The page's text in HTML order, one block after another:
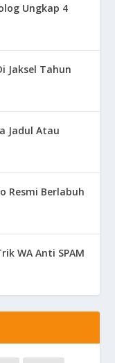
Ungkap 4
Jaksel Tahun
Jadul Atau
Resmi Berlabuh
WA Anti SPAM